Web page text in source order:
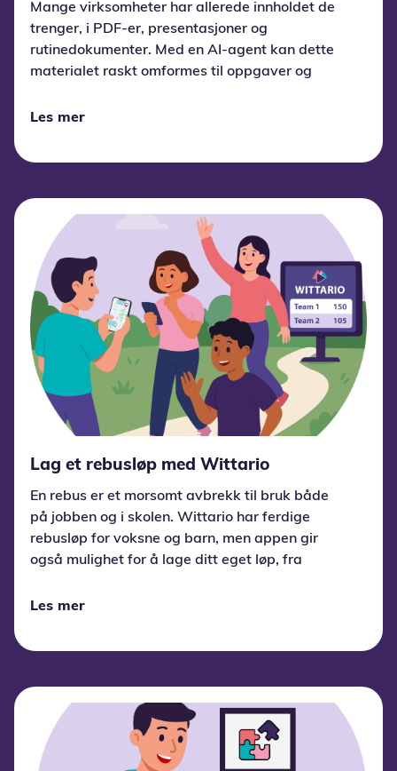
Mange virksomheter har allerede innholdet de
trenger, i PDF-er, presentasjoner og
rutinedokumenter. Med en AI-agent kan dette
materialet raskt omformes til oppgaver og
læringsteamet bruker tiden på kvalitet og
Les mer
Lag et rebusløp med Wittario
En rebus er et morsomt avbrekk til bruk både
på jobben og i skolen. Wittario har ferdige
rebusløp for voksne og barn, men appen gir
også mulighet for å lage ditt eget løp, fra
Les mer